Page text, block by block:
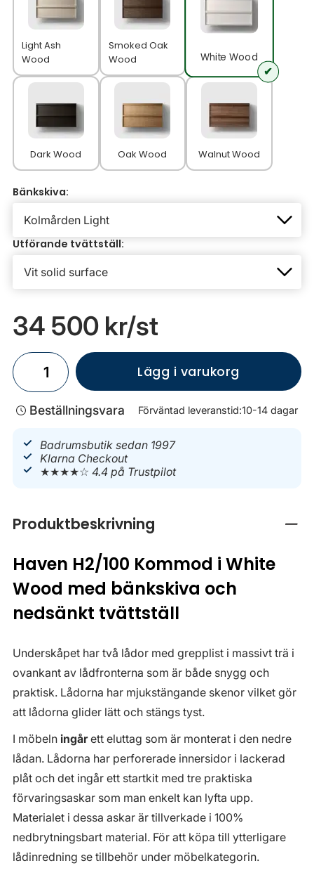
Light Ash
Wood
Smoked Oak
Wood
White Wood
Dark Wood Oak Wood Walnut Wood
Bänkskiva:
Utförande tvättställ:
34 500 kr/st
Lägg i varukorg
Beställningsvara Förväntad leveranstid:10-14 dagar
Badrumsbutik sedan 1997
Klarna Checkout
★★★★☆4.4 på Trustpilot
Produktbeskrivning
Haven H2/100 Kommod i White
Wood med bänkskiva och
nedsänkt tvättställ
Underskåpet har två lådor med grepplist i massivt trä i
ovankant av lådfronterna som är både snygg och
praktisk. Lådorna har mjukstängande skenor vilket gör
att lådorna glider lätt och stängs tyst.
I möbeln ingårett eluttag som är monterat i den nedre
lådan. Lådorna har perforerade innersidor i lackerad
plåt och det ingår ett startkit med tre praktiska
förvaringsaskar som man enkelt kan lyfta upp.
Materialet i dessa askar är tillverkade i 100%
nedbrytningsbart material. För att köpa till ytterligare
lådinredning se tillbehör under möbelkategorin.